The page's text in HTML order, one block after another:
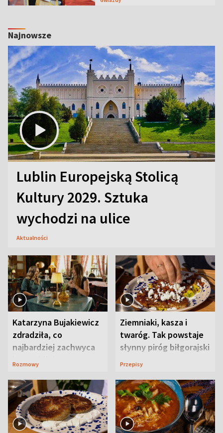
Najnowsze
Lublin Europejską Stolicą
Kultury 2029. Sztuka
wychodzi na ulice
Aktualności
Katarzyna Bujakiewicz
zdradziła, co
najbardziej zachwyca
ją w Lublinie
Rozmowy
Ziemniaki, kasza i
twaróg. Tak powstaje
słynny piróg biłgorajski
Przepisy